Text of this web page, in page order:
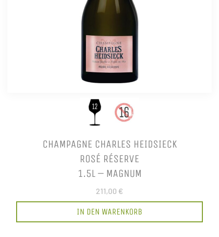
CHAMPAGNE CHARLES HEIDSIECK
ROSÉ RÉSERVE
1.5L – MAGNUM
211,00 €
IN DEN WARENKORB